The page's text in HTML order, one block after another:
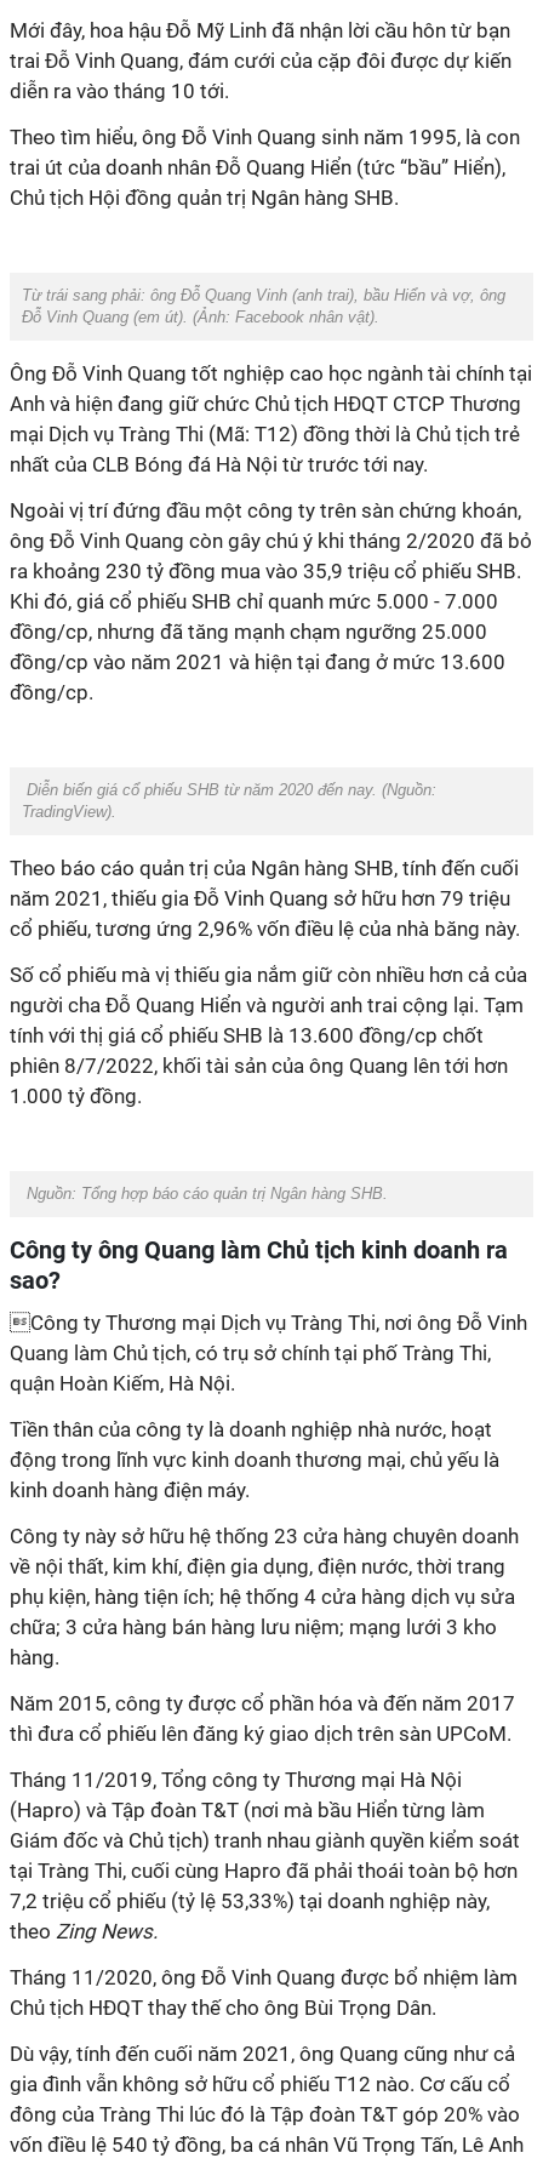
Mới đây, hoa hậu Đỗ Mỹ Linh đã nhận lời cầu hôn từ bạn
trai Đỗ Vinh Quang, đám cưới của cặp đôi được dự kiến
diễn ra vào tháng 10 tới.
Theo tìm hiểu, ông Đỗ Vinh Quang sinh năm 1995, là con
trai út của doanh nhân Đỗ Quang Hiển (tức “bầu” Hiển),
Chủ tịch Hội đồng quản trị Ngân hàng SHB.
Từ trái sang phải: ông Đỗ Quang Vinh (anh trai), bầu Hiển và vợ, ông
Đỗ Vinh Quang (em út). (Ảnh: Facebook nhân vật).
Ông Đỗ Vinh Quang tốt nghiệp cao học ngành tài chính tại
Anh và hiện đang giữ chức Chủ tịch HĐQT CTCP Thương
mại Dịch vụ Tràng Thi (Mã: T12) đồng thời là Chủ tịch trẻ
nhất của CLB Bóng đá Hà Nội từ trước tới nay.
Ngoài vị trí đứng đầu một công ty trên sàn chứng khoán,
ông Đỗ Vinh Quang còn gây chú ý khi tháng 2/2020 đã bỏ
ra khoảng 230 tỷ đồng mua vào 35,9 triệu cổ phiếu SHB.
Khi đó, giá cổ phiếu SHB chỉ quanh mức 5.000 - 7.000
đồng/cp, nhưng đã tăng mạnh chạm ngưỡng 25.000
đồng/cp vào năm 2021 và hiện tại đang ở mức 13.600
đồng/cp.
Diễn biến giá cổ phiếu SHB từ năm 2020 đến nay. (Nguồn:
TradingView).
Theo báo cáo quản trị của Ngân hàng SHB, tính đến cuối
năm 2021, thiếu gia Đỗ Vinh Quang sở hữu hơn 79 triệu
cổ phiếu, tương ứng 2,96% vốn điều lệ của nhà băng này.
Số cổ phiếu mà vị thiếu gia nắm giữ còn nhiều hơn cả của
người cha Đỗ Quang Hiển và người anh trai cộng lại. Tạm
tính với thị giá cổ phiếu SHB là 13.600 đồng/cp chốt
phiên 8/7/2022, khối tài sản của ông Quang lên tới hơn
1.000 tỷ đồng.
Nguồn: Tổng hợp báo cáo quản trị Ngân hàng SHB.
Công ty ông Quang làm Chủ tịch kinh doanh ra
sao?
Công ty Thương mại Dịch vụ Tràng Thi, nơi ông Đỗ Vinh
Quang làm Chủ tịch, có trụ sở chính tại phố Tràng Thi,
quận Hoàn Kiếm, Hà Nội.
Tiền thân của công ty là doanh nghiệp nhà nước, hoạt
động trong lĩnh vực kinh doanh thương mại, chủ yếu là
kinh doanh hàng điện máy.
Công ty này sở hữu hệ thống 23 cửa hàng chuyên doanh
về nội thất, kim khí, điện gia dụng, điện nước, thời trang
phụ kiện, hàng tiện ích; hệ thống 4 cửa hàng dịch vụ sửa
chữa; 3 cửa hàng bán hàng lưu niệm; mạng lưới 3 kho
hàng.
Năm 2015, công ty được cổ phần hóa và đến năm 2017
thì đưa cổ phiếu lên đăng ký giao dịch trên sàn UPCoM.
Tháng 11/2019, Tổng công ty Thương mại Hà Nội
(Hapro) và Tập đoàn T&T (nơi mà bầu Hiển từng làm
Giám đốc và Chủ tịch) tranh nhau giành quyền kiểm soát
tại Tràng Thi, cuối cùng Hapro đã phải thoái toàn bộ hơn
7,2 triệu cổ phiếu (tỷ lệ 53,33%) tại doanh nghiệp này,
theo Zing News.
Tháng 11/2020, ông Đỗ Vinh Quang được bổ nhiệm làm
Chủ tịch HĐQT thay thế cho ông Bùi Trọng Dân.
Dù vậy, tính đến cuối năm 2021, ông Quang cũng như cả
gia đình vẫn không sở hữu cổ phiếu T12 nào. Cơ cấu cổ
đông của Tràng Thi lúc đó là Tập đoàn T&T góp 20% vào
vốn điều lệ 540 tỷ đồng, ba cá nhân Vũ Trọng Tấn, Lê Anh